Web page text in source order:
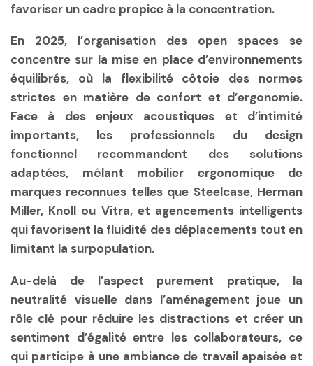
favoriser un cadre propice à la concentration.
En 2025, l’organisation des open spaces se
concentre sur la mise en place d’environnements
équilibrés, où la flexibilité côtoie des normes
strictes en matière de confort et d’ergonomie.
Face à des enjeux acoustiques et d’intimité
importants, les professionnels du design
fonctionnel recommandent des solutions
adaptées, mêlant mobilier ergonomique de
marques reconnues telles que Steelcase, Herman
Miller, Knoll ou Vitra, et agencements intelligents
qui favorisent la fluidité des déplacements tout en
limitant la surpopulation.
Au-delà de l’aspect purement pratique, la
neutralité visuelle dans l’aménagement joue un
rôle clé pour réduire les distractions et créer un
sentiment d’égalité entre les collaborateurs, ce
qui participe à une ambiance de travail apaisée et